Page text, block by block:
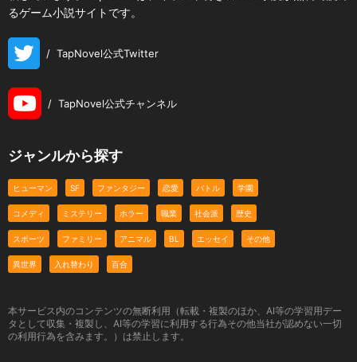
るゲーム小説サイトです。
/ TapNovel公式Twitter
/ TapNovel公式チャンネル
ジャンルから探す
ヒューマン SF ファンタジー 恋愛 バトル 学園
コメディ ミステリー ホラー 職業 社会派 歴史
スポーツ ファミリー アニマル BL エッセイ その他
異世界 入れ替わり 百合
本サービス内のコンテンツの無断利用（転載・複製のほか、AI等の学習用デー
タとして収集・複製し、AI等の学習に利用する行為その他当社が認めない一切
の利用行為を含みます。）は禁止します。